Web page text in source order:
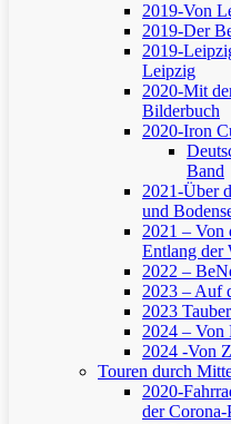
2019-Von
2019-Der
2019-
Leipzig
2020-Mit
Bilderbuch
2020-Iron
Band
2021-Über
und
2021 – Von
Entlang der
2022 –
2023 – Auf
2023
2024 – Von
2024 -Von
Touren durch
2020-
der Corona-